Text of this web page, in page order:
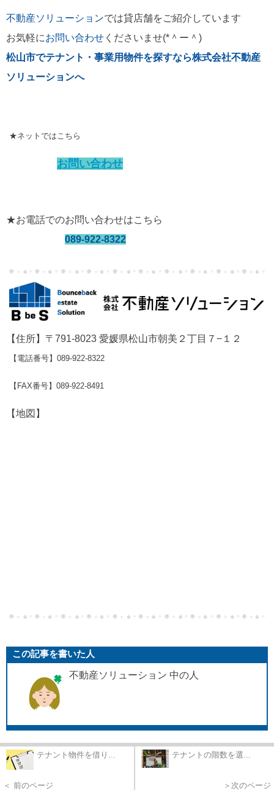
不動産ソリューションでは貸店舗をご紹介しています
お気軽にお問い合わせ くださいませ(*＾ー＾)
松山市でテナント・事業用物件を探すなら株式会社不動産
ソリューションへ
★ネットではこちら
お問い合わせ
★お電話でのお問い合わせはこちら
089-922-8322
【住所】〒791-8023 愛媛県松山市朝美２丁目７−１２
【電話番号】089-922-8322
【FAX番号】089-922-8491
【地図】
この記事を書いた人
不動産ソリューション 中の人
テナント物件を借り...
＜ 前のページ
テナントの階数を選...
＞次のページ